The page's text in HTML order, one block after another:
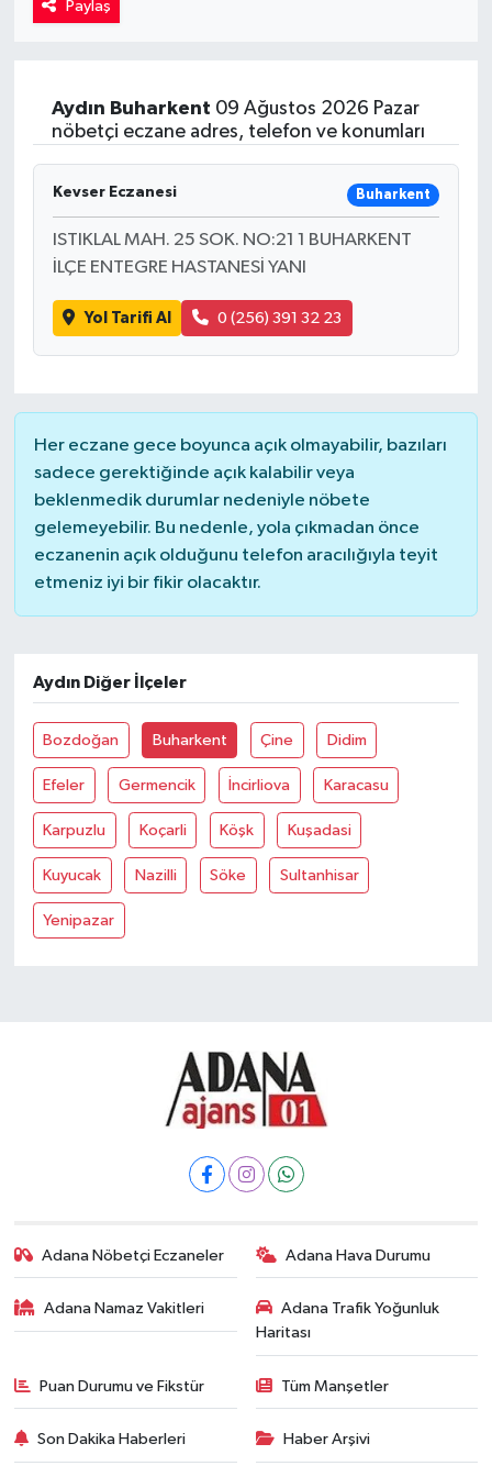
Paylaş
Aydın Buharkent 09 Ağustos 2026 Pazar
nöbetçi eczane adres, telefon ve konumları
Kevser Eczanesi Buharkent
ISTIKLAL MAH. 25 SOK. NO:21 1 BUHARKENT
İLÇE ENTEGRE HASTANESİ YANI
Yol Tarifi Al 0 (256) 391 32 23
Her eczane gece boyunca açık olmayabilir, bazıları
sadece gerektiğinde açık kalabilir veya
beklenmedik durumlar nedeniyle nöbete
gelemeyebilir. Bu nedenle, yola çıkmadan önce
eczanenin açık olduğunu telefon aracılığıyla teyit
etmeniz iyi bir fikir olacaktır.
Aydın Diğer İlçeler
Bozdoğan Buharkent Çine Didim
Efeler Germencik İncirliova Karacasu
Karpuzlu Koçarli Köşk Kuşadasi
Kuyucak Nazilli Söke Sultanhisar
Yenipazar
Adana Nöbetçi Eczaneler Adana Hava Durumu
Adana Namaz Vakitleri
Adana Trafik Yoğunluk
Haritası
Puan Durumu ve Fikstür Tüm Manşetler
Son Dakika Haberleri Haber Arşivi
Yaşam